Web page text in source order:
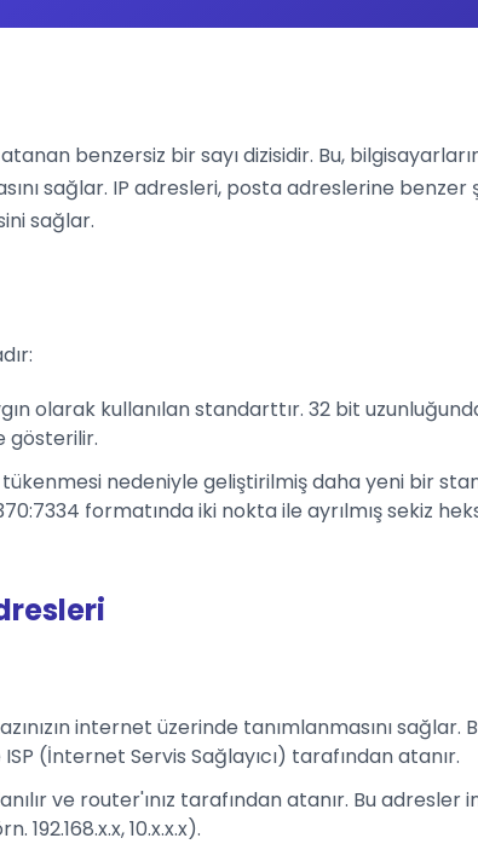
benzersiz bir sayı dizisidir. Bu,
sağlar. IP adresleri, posta adreslerine benzer
sağlar.
olarak kullanılan standarttır. 32 bit
gösterilir.
nedeniyle geliştirilmiş daha yeni bir
formatında iki nokta ile ayrılmış sekiz
internet üzerinde tanımlanmasını sağlar.
(İnternet Servis Sağlayıcı) tarafından atanır.
ve router'ınız tarafından atanır. Bu
10.x.x.x).